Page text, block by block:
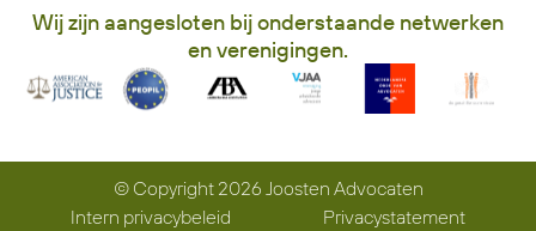
Wij zijn aangesloten bij onderstaande netwerken
en verenigingen.
© Copyright 2026 Joosten Advocaten
Intern privacybeleid
Privacystatement